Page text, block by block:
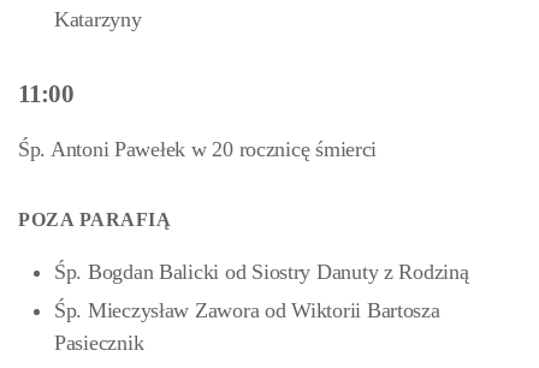
Katarzyny
11:00
Śp. Antoni Pawełek w 20 rocznicę śmierci
POZA PARAFIĄ
Śp. Bogdan Balicki od Siostry Danuty z Rodziną
Śp. Mieczysław Zawora od Wiktorii Bartosza
Pasiecznik